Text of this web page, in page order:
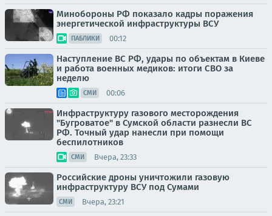
Минобороны РФ показало кадры поражения
энергетической инфраструктуры ВСУ
ПАБЛИКИ 00:12
Наступление ВС РФ, удары по объектам в Киеве
и работа военных медиков: итоги СВО за
неделю
СМИ 00:06
Инфраструктуру газового месторождения
"Бугроватое" в Сумской области разнесли ВС
РФ. Точный удар нанесли при помощи
беспилотников
СМИ Вчера, 23:33
Российские дроны уничтожили газовую
инфраструктуру ВСУ под Сумами
СМИ Вчера, 23:21